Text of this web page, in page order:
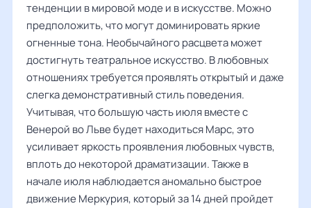
тенденции в мировой моде и в искусстве. Можно
предположить, что могут доминировать яркие
огненные тона. Необычайного расцвета может
достигнуть театральное искусство. В любовных
отношениях требуется проявлять открытый и даже
слегка демонстративный стиль поведения.
Учитывая, что большую часть июля вместе с
Венерой во Льве будет находиться Марс, это
усиливает яркость проявления любовных чувств,
вплоть до некоторой драматизации. Также в
начале июля наблюдается аномально быстрое
движение Меркурия, который за 14 дней пройдет